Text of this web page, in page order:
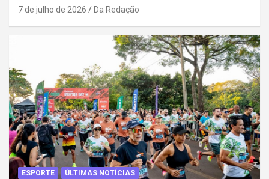
7 de julho de 2026 Da Redação
ESPORTE ÚLTIMAS NOTÍCIAS